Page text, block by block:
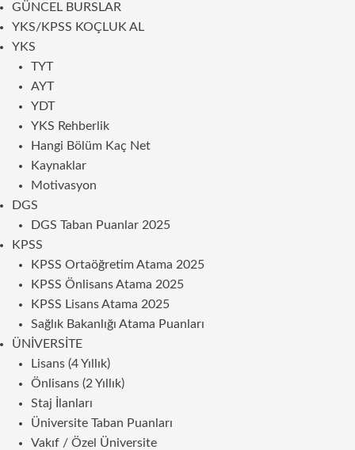
GÜNCEL BURSLAR
YKS/KPSS KOÇLUK AL
YKS
TYT
AYT
YDT
YKS Rehberlik
Hangi Bölüm Kaç Net
Kaynaklar
Motivasyon
DGS
DGS Taban Puanlar 2025
KPSS
KPSS Ortaöğretim Atama 2025
KPSS Önlisans Atama 2025
KPSS Lisans Atama 2025
Sağlık Bakanlığı Atama Puanları
ÜNIVERSITE
Lisans (4 Yıllık)
Önlisans (2 Yıllık)
Staj İlanları
Üniversite Taban Puanları
Vakıf / Özel Üniversite